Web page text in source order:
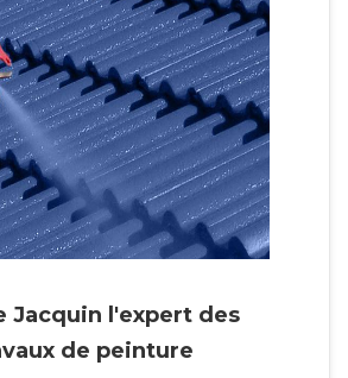
Jacquin l'expert des
de peinture